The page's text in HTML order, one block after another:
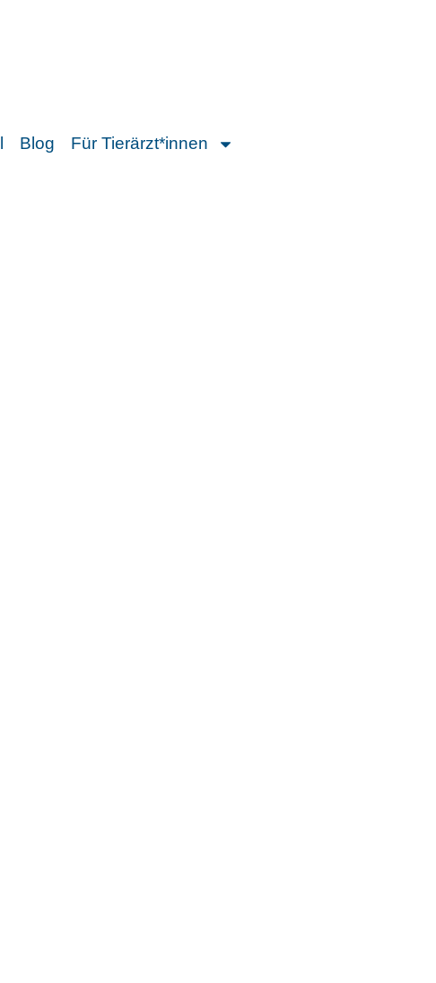
Blog Für Tierärzt*innen